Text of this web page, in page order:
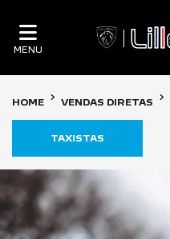
MENU
HOME VENDAS DIRETAS
TAXISTAS